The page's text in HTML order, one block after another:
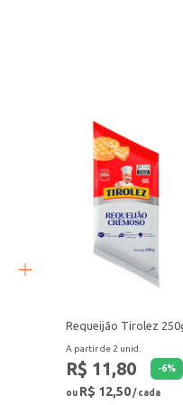
macia.
Requeijão Tirolez
A partir de 2 unid.
R$ 11,80 -6%
ou R$ 12,50 / cada